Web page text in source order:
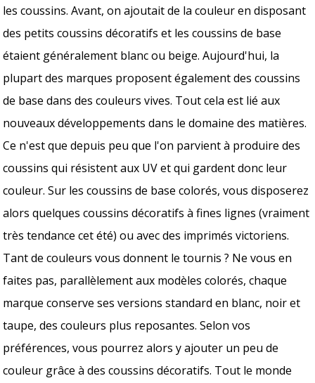
les coussins. Avant, on ajoutait de la couleur en disposant
des petits coussins décoratifs et les coussins de base
étaient généralement blanc ou beige. Aujourd'hui, la
plupart des marques proposent également des coussins
de base dans des couleurs vives. Tout cela est lié aux
nouveaux développements dans le domaine des matières.
Ce n'est que depuis peu que l'on parvient à produire des
coussins qui résistent aux UV et qui gardent donc leur
couleur. Sur les coussins de base colorés, vous disposerez
alors quelques coussins décoratifs à fines lignes (vraiment
très tendance cet été) ou avec des imprimés victoriens.
Tant de couleurs vous donnent le tournis ? Ne vous en
faites pas, parallèlement aux modèles colorés, chaque
marque conserve ses versions standard en blanc, noir et
taupe, des couleurs plus reposantes. Selon vos
préférences, vous pourrez alors y ajouter un peu de
couleur grâce à des coussins décoratifs. Tout le monde